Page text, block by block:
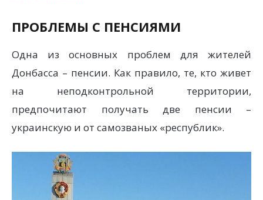
ПРОБЛЕМЫ С ПЕНСИЯМИ
Одна из основных проблем для жителей
Донбасса – пенсии. Как правило, те, кто живет
на неподконтрольной территории,
предпочитают получать две пенсии –
украинскую и от самозваных «республик».